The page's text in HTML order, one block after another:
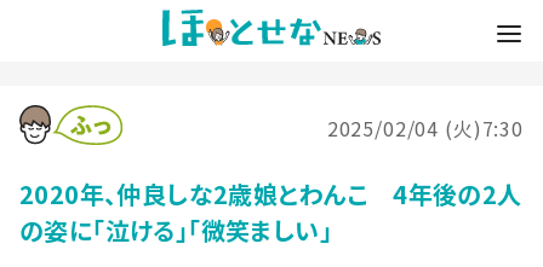
2025/02/04 (火)7:30
2020年、仲良しな2歳娘とわんこ 4年後の2人
の姿に「泣ける」「微笑ましい」